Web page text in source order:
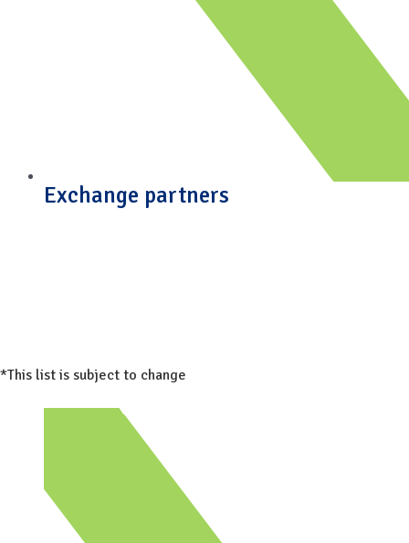
Exchange partners
*This list is subject to change